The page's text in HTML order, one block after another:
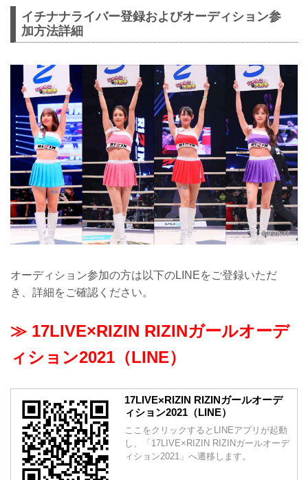
イチナナライバー登録およびオーディション参
加方法詳細
オーディション参加の方は以下のLINEをご登録いただ
き、詳細をご確認ください。
≫ 17LIVE×RIZIN RIZINガールオーデ
ィション2021（LINE）
17LIVE×RIZIN RIZINガールオーデ
ィション2021（LINE）
ここをクリックするとLINEアプリが起動
し、「17LIVE×RIZIN RIZINガールオーデ
ィション2021」へ遷移します。